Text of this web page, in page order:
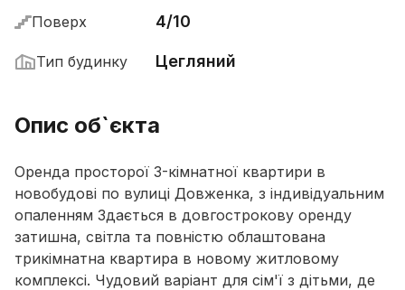
Поверх 4/10
Тип будинку Цегляний
Опис об`єкта
Оренда просторої 3-кімнатної квартири в
новобудові по вулиці Довженка, з індивідуальним
опаленням Здається в довгострокову оренду
затишна, світла та повністю облаштована
трикімнатна квартира в новому житловому
комплексі. Чудовий варіант для сім'ї з дітьми, де